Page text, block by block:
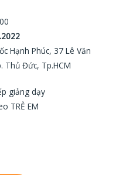
Hạnh Phúc, 37 Lê Văn
Thủ Đức, Tp.HCM
giảng dạy
TRẺ EM